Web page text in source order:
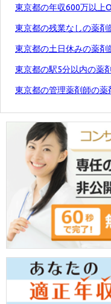
東京都の年収600万以上
東京都の残業なしの薬剤
東京都の土日休みの薬剤
東京都の駅5分以内の薬
東京都の管理薬剤師の薬